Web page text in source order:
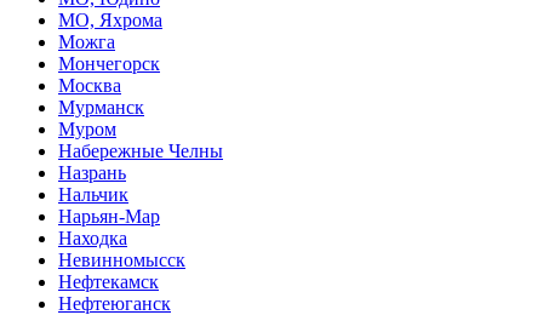
МО, Яхрома
Можга
Мончегорск
Москва
Мурманск
Муром
Набережные Челны
Назрань
Нальчик
Нарьян-Мар
Находка
Невинномысск
Нефтекамск
Нефтеюганск